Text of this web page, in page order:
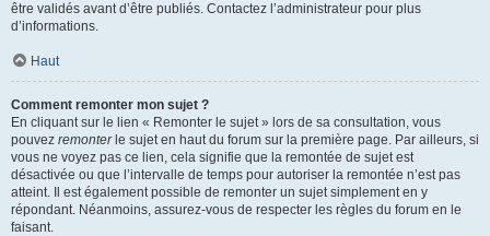
être validés avant d’être publiés. Contactez l’administrateur pour plus
d’informations.
Haut
Comment remonter mon sujet ?
En cliquant sur le lien « Remonter le sujet » lors de sa consultation, vous
pouvez remonterle sujet en haut du forum sur la première page. Par ailleurs, si
vous ne voyez pas ce lien, cela signifie que la remontée de sujet est
désactivée ou que l’intervalle de temps pour autoriser la remontée n’est pas
atteint. Il est également possible de remonter un sujet simplement en y
répondant. Néanmoins, assurez-vous de respecter les règles du forum en le
faisant.